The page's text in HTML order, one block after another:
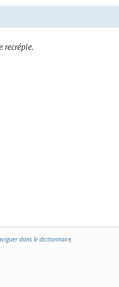
recrépie.
dans le dictionnaire.